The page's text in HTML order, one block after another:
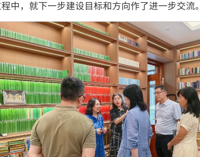
中，就下一步建设目标和方向作了进一步交流。